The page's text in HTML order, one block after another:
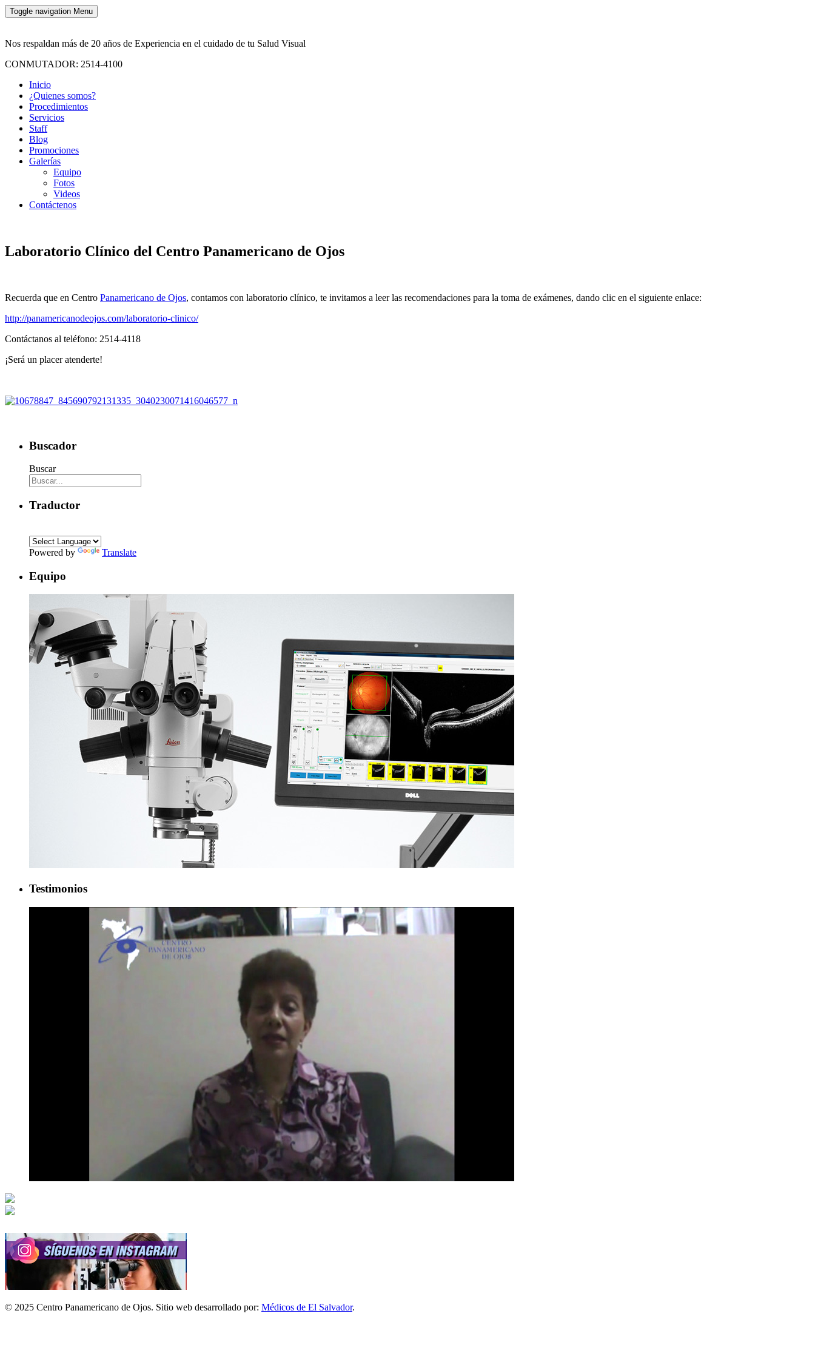
Toggle navigation Menu
Nos respaldan más de 20 años de Experiencia en el cuidado de tu Salud Visual
CONMUTADOR: 2514-4100
Inicio
¿Quienes somos?
Procedimientos
Servicios
Staff
Blog
Promociones
Galerías
Equipo
Fotos
Videos
Contáctenos
Laboratorio Clínico del Centro Panamericano de Ojos
Recuerda que en Centro Panamericano de Ojos, contamos con laboratorio clínico, te invitamos a leer las recomendaciones para la toma de exámenes, dando clic en el siguiente enlace:
http://panamericanodeojos.com/laboratorio-clinico/
Contáctanos al teléfono: 2514-4118
¡Será un placer atenderte!
Buscador
Buscar
Traductor
Powered by Translate
Equipo
Testimonios
© 2025 Centro Panamericano de Ojos. Sitio web desarrollado por: Médicos de El Salvador.